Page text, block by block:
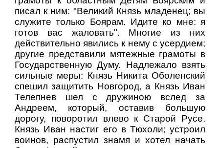
писал к ним: "Великий Князь младенец; вы
служите только Боярам. Идите ко мне: я
готов вас жаловать". Многие из них
действительно явились к нему с усердием;
другие представили мятежные грамоты в
Государственную Думу. Надлежало взять
сильные меры: Князь Никита Оболенский
спешил защитить Новгород, а Князь Иван
Телепнев шел с дружиною вслед за
Андреем, который, оставив большую
дорогу, поворотил влево к Старой Русе.
Князь Иван настиг его в Тюхоли; устроил
воинов, распустил знамя и хотел начать